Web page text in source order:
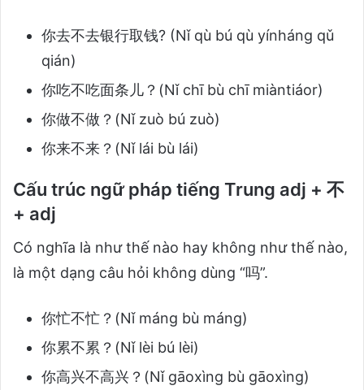
你去不去银行取钱? (Nǐ qù bú qù yínháng qǔ
qián)
你吃不吃面条儿？(Nǐ chī bù chī miàntiáor)
你做不做？(Nǐ zuò bú zuò)
你来不来？(Nǐ lái bù lái)
Cấu trúc ngữ pháp tiếng Trung adj + 不
+ adj
Có nghĩa là như thế nào hay không như thế nào,
là một dạng câu hỏi không dùng “吗”.
你忙不忙？(Nǐ máng bù máng)
你累不累？(Nǐ lèi bú lèi)
你高兴不高兴？(Nǐ gāoxìng bù gāoxìng)